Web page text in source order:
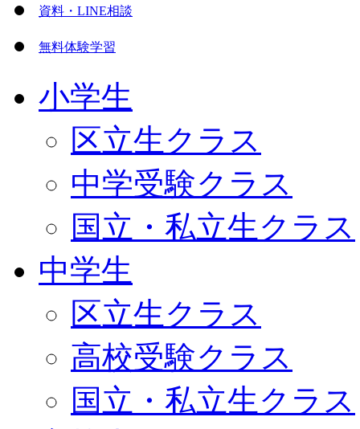
資料・LINE相談
無料体験学習
小学生
区立生クラス
中学受験クラス
国立・私立生クラス
中学生
区立生クラス
高校受験クラス
国立・私立生クラス